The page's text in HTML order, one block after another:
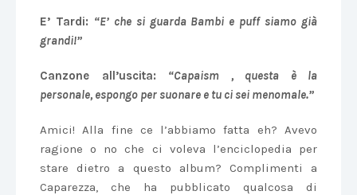
E’ Tardi: “E’ che si guarda Bambi e puff siamo già
grandi!”
Canzone all’uscita: “Capaism , questa è la
personale, espongo per suonare e tu ci sei menomale.”
Amici! Alla fine ce l’abbiamo fatta eh? Avevo
ragione o no che ci voleva l’enciclopedia per
stare dietro a questo album? Complimenti a
Caparezza, che ha pubblicato qualcosa di